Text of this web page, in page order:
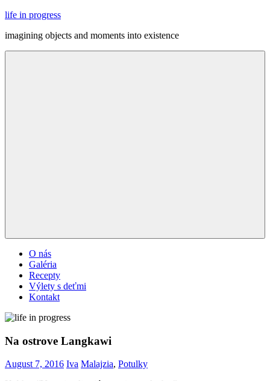
Skip
content
life in progress
imagining objects and moments into existence
O nás
Galéria
Recepty
Výlety s deťmi
Kontakt
Na ostrove Langkawi
August 7, 2016 Iva Malajzia, Potulky